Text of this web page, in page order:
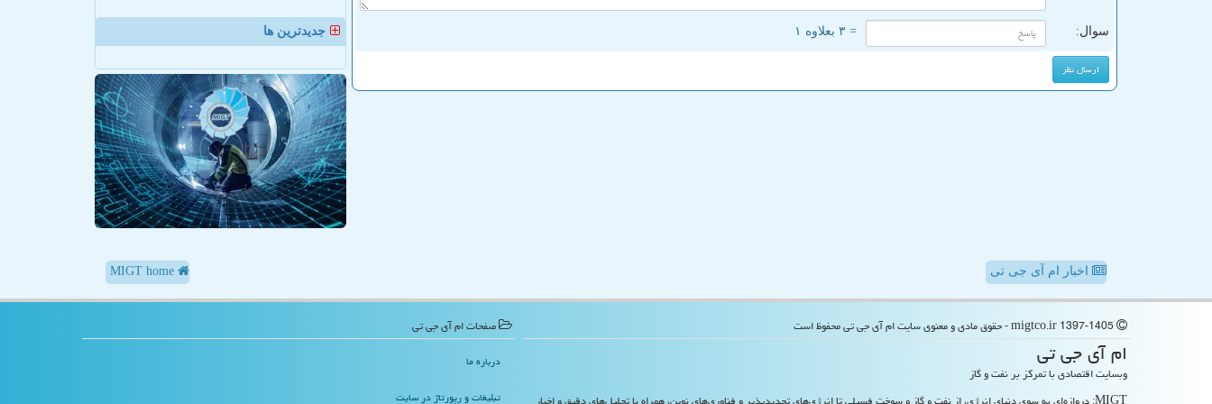
سوال: = ۳ بعلاوه ۱ جدیدترین ها
اخبار ام آی جی تی
ام آی جی تی
وبسایت اقتصادی با تمرکز بر نفت و گاز
صفحات ام آی جی تی
درباره ما
تبلیغات و رپورتاژ در سایت